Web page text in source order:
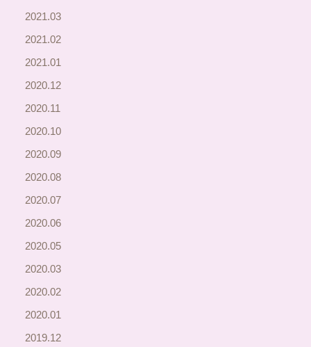
2021.03
2021.02
2021.01
2020.12
2020.11
2020.10
2020.09
2020.08
2020.07
2020.06
2020.05
2020.03
2020.02
2020.01
2019.12